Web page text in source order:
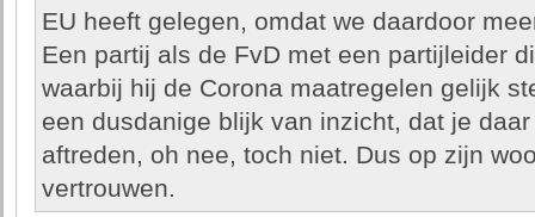
EU heeft gelegen, omdat we daardoor
Een partij als de FvD met een partijleider
waarbij hij de Corona maatregelen gelijk
een dusdanige blijk van inzicht, dat je
aftreden, oh nee, toch niet. Dus op zijn
vertrouwen.